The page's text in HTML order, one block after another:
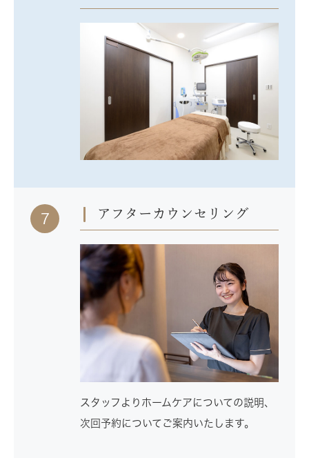
7 アフターカウンセリング
スタッフよりホームケアについての説明、
次回予約についてご案内いたします。